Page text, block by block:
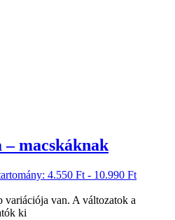
macskáknak
4.550 Ft - 10.990 Ft
variációja van. A változatok a
ki